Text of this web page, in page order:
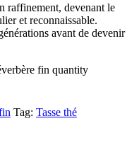
raffinement, devenant le
et reconnaissable.
avant de devenir
fin quantity
Tag: Tasse thé